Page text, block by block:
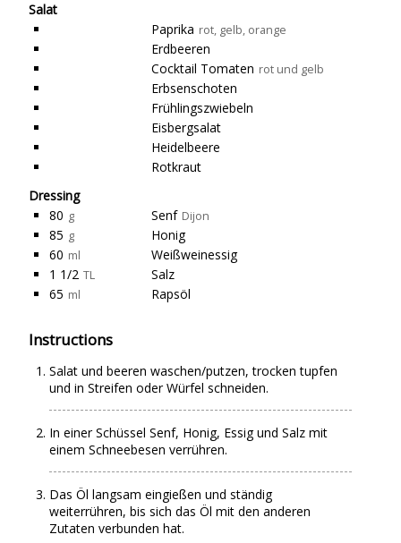
Salat
Paprika rot, gelb, orange
Erdbeeren
Cocktail Tomaten rot und gelb
Erbsenschoten
Frühlingszwiebeln
Eisbergsalat
Heidelbeere
Rotkraut
Dressing
80 g Senf Dijon
85 g
Honig
60 ml
Weißweinessig
1 1/2 TL
Salz
65 ml Rapsöl
Instructions
Salat und beeren waschen/putzen, trocken tupfen
und in Streifen oder Würfel schneiden.
In einer Schüssel Senf, Honig, Essig und Salz mit
einem Schneebesen verrühren.
Das Öl langsam eingießen und ständig
weiterrühren, bis sich das Öl mit den anderen
Zutaten verbunden hat.